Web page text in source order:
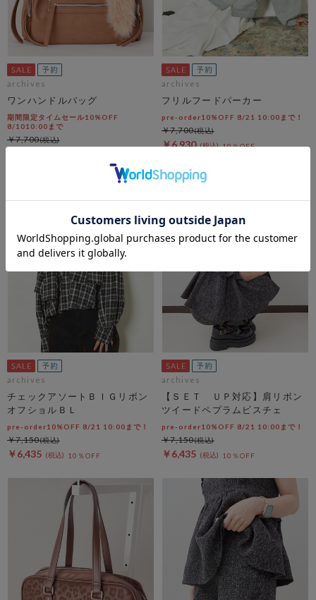
archives
ワンハンドルバッグ
期間限定タイムセール10%OFF
8/1010:00まで
￥7,700
archives
フリルフードパーカー
pre-order10%OFF 8/21 10:00まで！
￥6,930 10％OFF
￥7,700
archives
チェックアソートＢＩＧリボン
オフショルＢＬ
pre-order10%OFF 8/21 10:00まで！
￥6,435 10％OFF
￥7,150
archives
【ＳＥＴ ＵＰ対応】肩リボン
ツイードペプラムビスチェ
pre-order10%OFF 8/21 10:00まで！
￥6,435 10％OFF
￥7,150